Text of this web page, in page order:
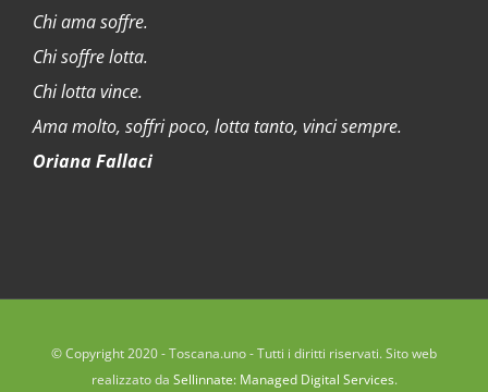
Chi ama soffre.
Chi soffre lotta.
Chi lotta vince.
Ama molto, soffri poco, lotta tanto, vinci sempre.
Oriana Fallaci
© Copyright 2020 - Toscana.uno - Tutti i diritti riservati. Sito web
realizzato da Sellinnate: Managed Digital Services.